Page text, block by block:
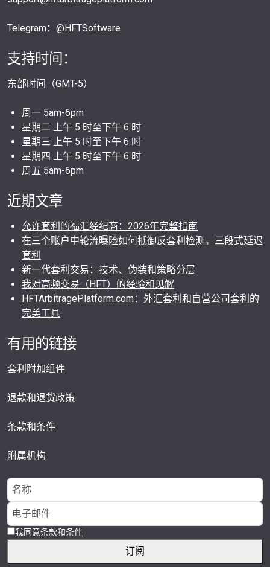
Telegram：@HFTSoftware
支持时间：
东部时间（GMT-5）
周一 5am-6pm
星期二 上午 5 时至下午 6 时
星期三 上午 5 时至下午 6 时
星期四 上午 5 时至下午 6 时
周五 5am-6pm
近期文章
允许套利的福汇经纪商：2026年完整指南
在三个账户中轮流曝险如何抵御反套利检测。三段式延迟
套利
新一代套利交易：技术、伪装和策略分层
我对高频交易（HFT）的经验和见解
HFTArbitragePlatform.com：外汇套利和自营公司套利的
完美工具
有用的链接
套利附加组件
退款和退货政策
条款和条件
附属机构
我同意条款和条件
订阅